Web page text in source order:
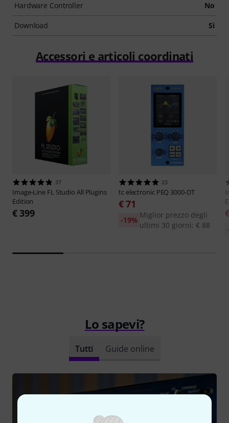
Hardware Controller No
Download Si
Accessori e articoli coordinati
37
Image-Line FL Studio All Plugins
Edition
€ 399
23
tc electronic PEQ 3000-DT
€ 71
Miglior prezzo degli
ultimi 30 giorni: € 88
-19%
Lo sapevi?
Tutti Guide online